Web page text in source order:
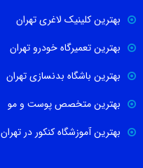
بهترین کلینیک لاغری تهران
بهترین تعمیرگاه خودرو تهران
بهترین باشگاه بدنسازی تهران
بهترین متخصص پوست و مو
بهترین آموزشگاه کنکور در تهران